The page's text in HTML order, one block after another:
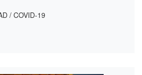
/ COVID-19